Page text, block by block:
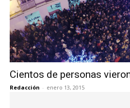
Cientos de personas
Redacción - enero 13, 2015